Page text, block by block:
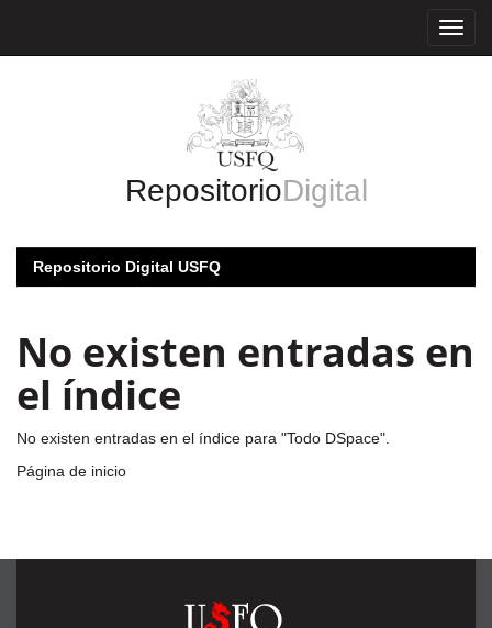
RepositorioDigital
Repositorio Digital USFQ
No existen entradas en
el índice
No existen entradas en el índice para "Todo DSpace".
Página de inicio